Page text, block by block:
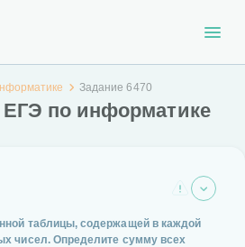
Задание 6470
ЕГЭ по информатике
таблицы, содержащей в каждой
чисел. Определите сумму всех